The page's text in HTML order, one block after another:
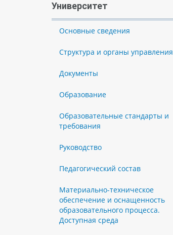
Университет
Основные сведения
Структура и органы управления
Документы
Образование
Образовательные стандарты и
требования
Руководство
Педагогический состав
Материально-техническое
обеспечение и оснащенность
образовательного процесса.
Доступная среда